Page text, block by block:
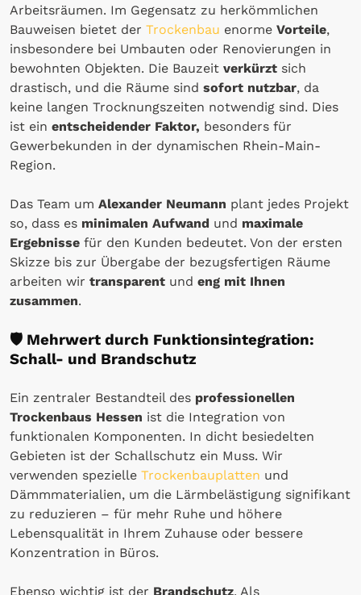
Arbeitsräumen. Im Gegensatz zu herkömmlichen
Bauweisen bietet der Trockenbau enorme Vorteile,
insbesondere bei Umbauten oder Renovierungen in
bewohnten Objekten. Die Bauzeit verkürzt sich
drastisch, und die Räume sind sofort nutzbar, da
keine langen Trocknungszeiten notwendig sind. Dies
ist ein entscheidender Faktor, besonders für
Gewerbekunden in der dynamischen Rhein-Main-
Region.
Das Team um Alexander Neumann plant jedes Projekt
so, dass es minimalen Aufwand und maximale
Ergebnisse für den Kunden bedeutet. Von der ersten
Skizze bis zur Übergabe der bezugsfertigen Räume
arbeiten wir transparent und eng mit Ihnen
zusammen.
🛡️ Mehrwert durch Funktionsintegration:
Schall- und Brandschutz
Ein zentraler Bestandteil des professionellen
Trockenbaus Hessen ist die Integration von
funktionalen Komponenten. In dicht besiedelten
Gebieten ist der Schallschutz ein Muss. Wir
verwenden spezielle Trockenbauplatten und
Dämmmaterialien, um die Lärmbelästigung signifikant
zu reduzieren – für mehr Ruhe und höhere
Lebensqualität in Ihrem Zuhause oder bessere
Konzentration in Büros.
Ebenso wichtig ist der Brandschutz. Als